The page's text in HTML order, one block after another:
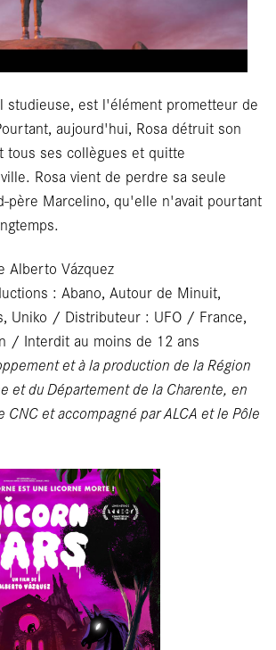
studieuse, est l'élément prometteur de
aujourd'hui, Rosa détruit son
tous ses collègues et quitte
Rosa vient de perdre sa seule
père Marcelino, qu'elle n'avait pourtant
Alber­to Vázquez
: Abano, Autour de Minuit,
Uniko / Distributeur : UFO / France,
/ Interdit au moins de 12 ans
et à la production de la Région
et du Département de la Charente, en
CNC et accompagné par ALCA et le Pôle